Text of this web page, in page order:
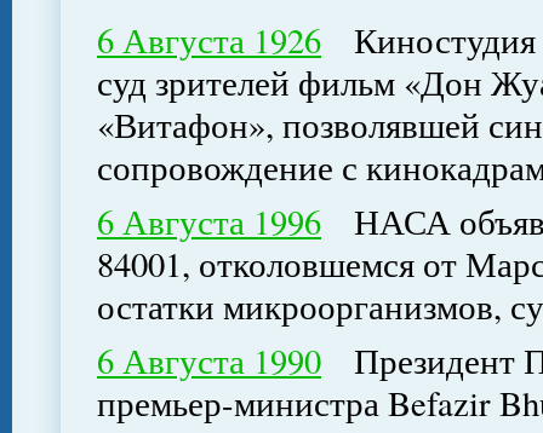
6 Августа 1926 Киностудия
суд зрителей фильм «Дон
«Витафон», позволявшей
сопровождение с
6 Августа 1996 НАСА
84001, отколовшемся от
остатки микроорганизмов,
6 Августа 1990 Президент
премьер-министра Befazir